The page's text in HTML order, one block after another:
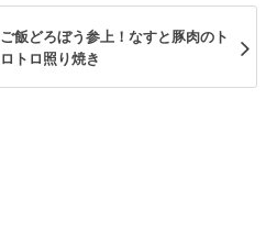
ご飯どろぼう参上！なすと豚肉のト
ロトロ照り焼き